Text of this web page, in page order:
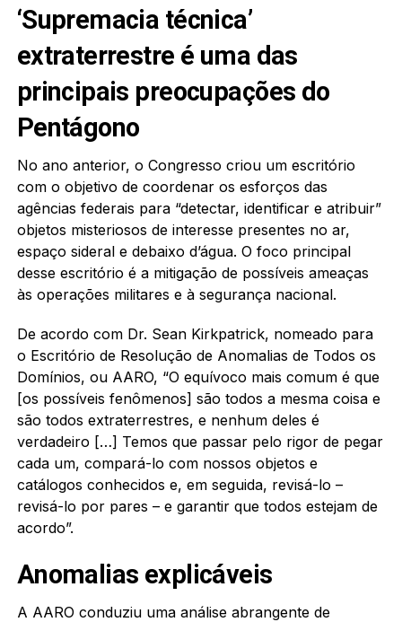
‘Supremacia técnica’
extraterrestre é uma das
principais preocupações do
Pentágono
No ano anterior, o Congresso criou um escritório
com o objetivo de coordenar os esforços das
agências federais para “detectar, identificar e atribuir”
objetos misteriosos de interesse presentes no ar,
espaço sideral e debaixo d’água. O foco principal
desse escritório é a mitigação de possíveis ameaças
às operações militares e à segurança nacional.
De acordo com Dr. Sean Kirkpatrick, nomeado para
o Escritório de Resolução de Anomalias de Todos os
Domínios, ou AARO, “O equívoco mais comum é que
[os possíveis fenômenos] são todos a mesma coisa e
são todos extraterrestres, e nenhum deles é
verdadeiro […] Temos que passar pelo rigor de pegar
cada um, compará-lo com nossos objetos e
catálogos conhecidos e, em seguida, revisá-lo –
revisá-lo por pares – e garantir que todos estejam de
acordo”.
Anomalias explicáveis
A AARO conduziu uma análise abrangente de